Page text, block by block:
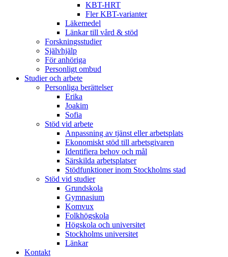
KBT-HRT
Fler KBT-varianter
Läkemedel
Länkar till vård & stöd
Forskningsstudier
Självhjälp
För anhöriga
Personligt ombud
Studier och arbete
Personliga berättelser
Erika
Joakim
Sofia
Stöd vid arbete
Anpassning av tjänst eller arbetsplats
Ekonomiskt stöd till arbetsgivaren
Identifiera behov och mål
Särskilda arbetsplatser
Stödfunktioner inom Stockholms stad
Stöd vid studier
Grundskola
Gymnasium
Komvux
Folkhögskola
Högskola och universitet
Stockholms universitet
Länkar
Kontakt